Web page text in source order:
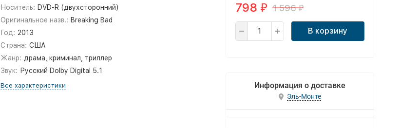
Носитель: DVD-R (двухсторонний)
Оригинальное назв.: Breaking Bad
Год: 2013
Страна: США
Жанр: драма, криминал, триллер
Звук: Русский Dolby Digital 5.1
Все характеристики
798 ₽ 1 596₽
В корзину
Информация о доставке
Эль-Монте